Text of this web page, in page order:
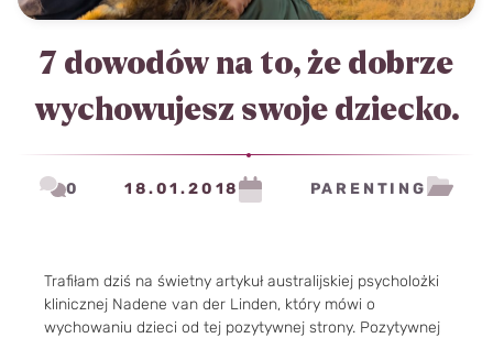
7 dowodów na to, że dobrze
wychowujesz swoje dziecko.
0 18.01.2018 PARENTING
Trafiłam dziś na świetny artykuł australijskiej psycholożki
klinicznej Nadene van der Linden, który mówi o
wychowaniu dzieci od tej pozytywnej strony. Pozytywnej